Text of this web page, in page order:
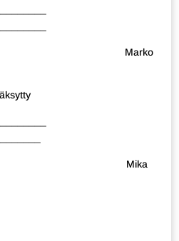
Marko
Mika